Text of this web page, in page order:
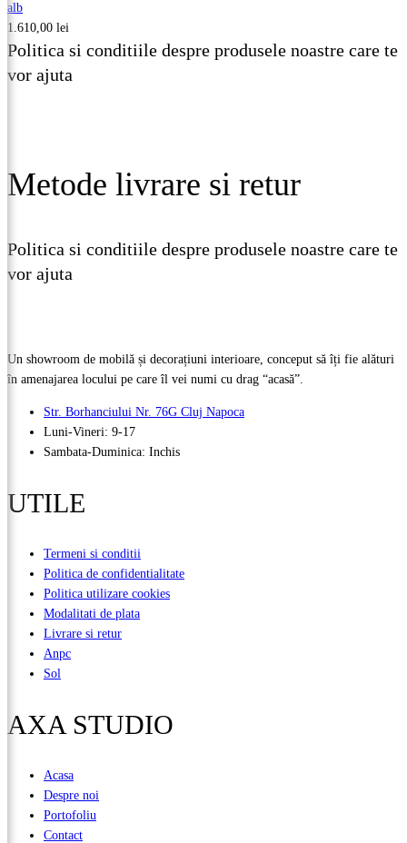
alb
1.610,00 lei
Politica si conditiile despre produsele noastre care te
vor ajuta
Metode livrare si retur
Politica si conditiile despre produsele noastre care te
vor ajuta
Un showroom de mobilă și decorațiuni interioare, conceput să îți fie alături
în amenajarea locului pe care îl vei numi cu drag “acasă”.
Str. Borhanciului Nr. 76G Cluj Napoca
Luni-Vineri: 9-17
Sambata-Duminica: Inchis
UTILE
Termeni si conditii
Politica de confidentialitate
Politica utilizare cookies
Modalitati de plata
Livrare si retur
Anpc
Sol
AXA STUDIO
Acasa
Despre noi
Portofoliu
Contact